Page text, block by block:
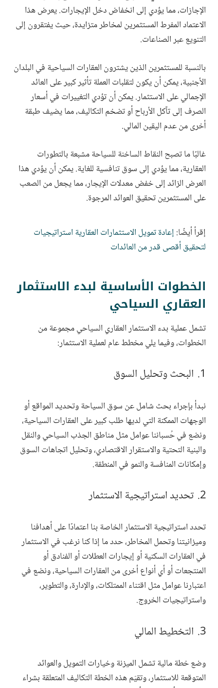
الإجازات، مما يؤدي إلى انخفاض دخل الإيجارات. يعرض هذا
الاعتماد المفرط المستثمرين لمخاطر متزايدة، حيث يفتقرون إلى
التنويع عبر الصناعات.
بالنسبة للمستثمرين الذين يشترون العقارات السياحية في البلدان
الأجنبية، يمكن أن يكون لتقلبات العملة تأثير كبير على العائد
الإجمالي على الاستثمار. يمكن أن تؤدي التغييرات في أسعار
الصرف إلى تآكل الأرباح أو تضخم التكاليف، مما يضيف طبقة
أخرى من عدم اليقين المالي.
غالبًا ما تصبح النقاط الساخنة للسياحة مشبعة بالتطورات
العقارية، مما يؤدي إلى سوق تنافسية للغاية. يمكن أن يؤدي هذا
العرض الزائد إلى خفض معدلات الإيجار، مما يجعل من الصعب
على المستثمرين تحقيق العوائد المرجوة.
إقرأ أيضًا: إعادة تمويل الاستثمارات العقارية استراتيجيات
لتحقيق أقصى قدر من العائدات
الخطوات الأساسية لبدء الاستثمار
العقاري السياحي
تشمل عملية بدء الاستثمار العقاري السياحي مجموعة من
الخطوات، وفيما يلي مخطط عام لعملية الاستثمار:
البحث وتحليل السوق
نبدأ بإجراء بحث شامل عن سوق السياحة وتحديد المواقع أو
الوجهات الممكنة التي لديها طلب كبير على العقارات السياحية،
ونضع في حُسباننا عوامل مثل مناطق الجذب السياحي والنقل
والبنية التحتية والاستقرار الاقتصادي، وتحليل اتجاهات السوق
وإمكانات المنافسة والنمو في المنطقة.
تحديد استراتيجية الاستثمار
تحدد استراتيجية الاستثمار الخاصة بنا اعتمادًا على أهدافنا
وميزانيتنا وتحمل المخاطر، حدد ما إذا كنا نرغب في الاستثمار
في العقارات السكنية أو إيجارات العطلات أو الفنادق أو
المنتجعات أو أي أنواع أخرى من العقارات السياحية، ونضع في
اعتبارنا عوامل مثل اقتناء الممتلكات، والإدارة، والتطوير،
واستراتيجيات الخروج.
التخطيط المالي
وضع خطة مالية تشمل الميزنة وخيارات التمويل والعوائد
المتوقعة للاستثمار، وتقيّم هذه الخطة التكاليف المتعلقة بشراء